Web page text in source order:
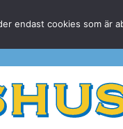
endast cookies som är